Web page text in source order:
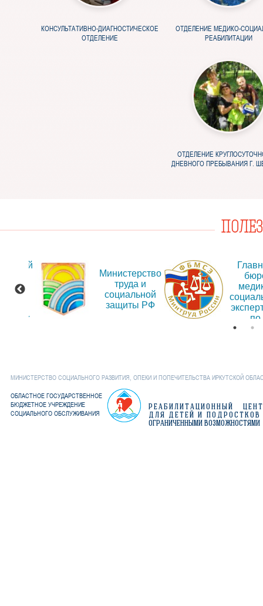
КОНСУЛЬТАТИВНО-ДИАГНОСТИЧЕСКОЕ
ОТДЕЛЕНИЕ
ОТДЕЛЕНИЕ МЕДИКО-
РЕАБИЛИТАЦИИ
ОТДЕЛЕНИЕ
ДНЕВНОГО ПРЕБЫВАНИЯ Г.
Министерство
труда и
социальной
защиты РФ
по
МИНИСТЕРСТВО СОЦИАЛЬНОГО РАЗВИТИЯ, ОПЕКИ И ПОПЕЧИТЕЛЬСТВА ИРКУТСКОЙ
ОБЛАСТНОЕ ГОСУДАРСТВЕННОЕ
БЮДЖЕТНОЕ УЧРЕЖДЕНИЕ
СОЦИАЛЬНОГО ОБСЛУЖИВАНИЯ
РЕАБИЛИТАЦИОННЫЙ
ДЛЯ ДЕТЕЙ И ПОДРОСТКОВ
ОГРАНИЧЕННЫМИ ВОЗМОЖНОСТЯМИ